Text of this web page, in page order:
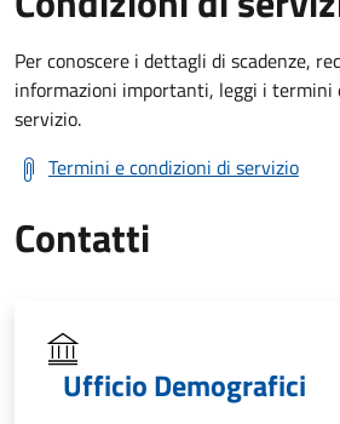
Per conoscere i dettagli di scadenze,
informazioni importanti, leggi i termini
servizio.
Termini e condizioni di servizio
Contatti
Ufficio Demografici